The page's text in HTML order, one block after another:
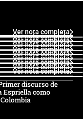
Ver nota completa
Ver nota completa
Ver nota completa
Ver nota completa
Ver nota completa
Ver nota completa
Ver nota completa
Ver nota completa
Ver nota completa
Ver nota completa
discurso de
Espriella como